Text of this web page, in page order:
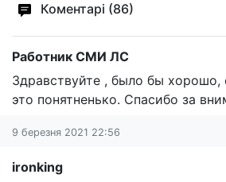
Коментарі (86)
Работник СМИ ЛС
Здравствуйте , было бы хорошо,
это понятненько. Спасибо за
9 березня 2021 22:56
ironking